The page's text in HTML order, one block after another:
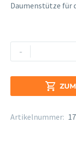
Daumenstütze für
-
BoPep
Aufstecksattel
Menge

Alternative:
Artikelnummer: